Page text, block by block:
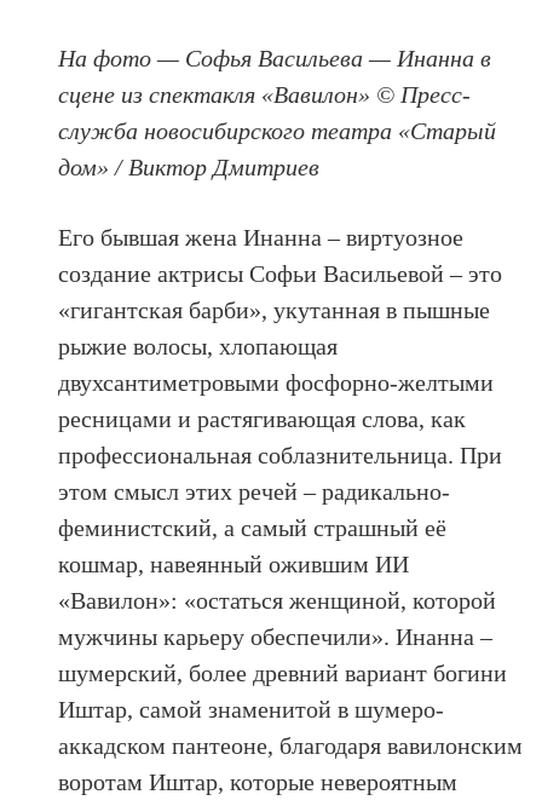
На фото — Софья Васильева — Инанна в
сцене из спектакля «Вавилон» © Пресс-
служба новосибирского театра «Старый
дом» / Виктор Дмитриев
Его бывшая жена Инанна – виртуозное
создание актрисы Софьи Васильевой – это
«гигантская барби», укутанная в пышные
рыжие волосы, хлопающая
двухсантиметровыми фосфорно-желтыми
ресницами и растягивающая слова, как
профессиональная соблазнительница. При
этом смысл этих речей – радикально-
феминистский, а самый страшный её
кошмар, навеянный ожившим ИИ
«Вавилон»: «остаться женщиной, которой
мужчины карьеру обеспечили». Инанна –
шумерский, более древний вариант богини
Иштар, самой знаменитой в шумеро-
аккадском пантеоне, благодаря вавилонским
воротам Иштар, которые невероятным